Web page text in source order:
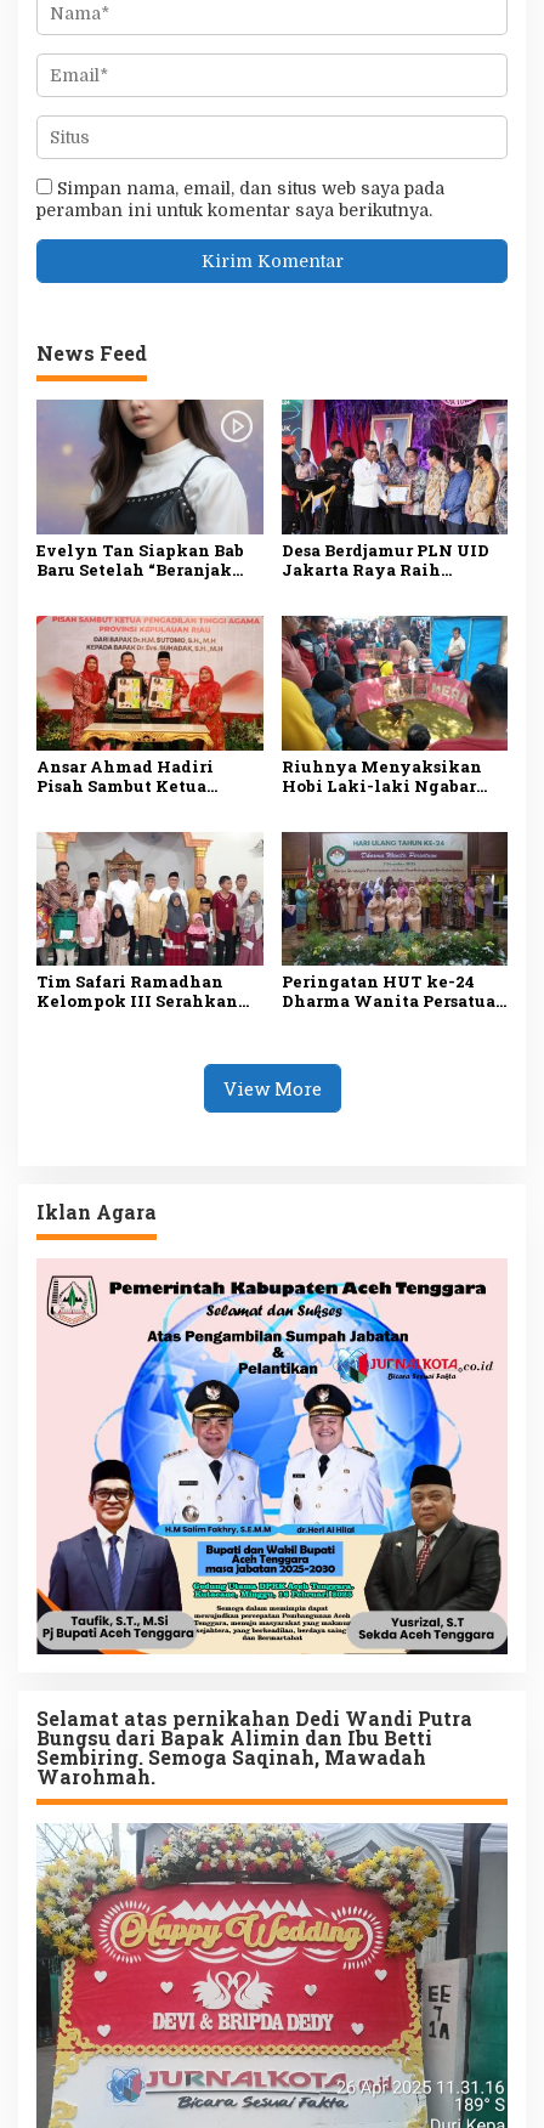
Simpan nama, email, dan situs web saya pada
peramban ini untuk komentar saya berikutnya.
News Feed
Evelyn Tan Siapkan Bab
Baru Setelah “Beranjak
Desa Berdjamur PLN UID
Jakarta Raya Raih
Ansar Ahmad Hadiri
Pisah Sambut Ketua
Riuhnya Menyaksikan
Hobi Laki-laki Ngabar
Tim Safari Ramadhan
Kelompok III Serahkan
Peringatan HUT ke-24
Dharma Wanita Persatuan
View More
Iklan Agara
Selamat atas pernikahan Dedi Wandi Putra
Bungsu dari Bapak Alimin dan Ibu Betti
Sembiring. Semoga Saqinah, Mawadah
Warohmah.